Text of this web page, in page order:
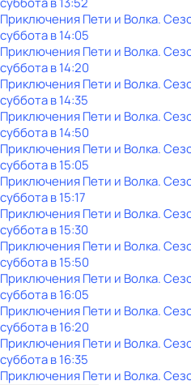
Приключения Пети и Волка.
субботав14:05
Приключения Пети и Волка.
субботав14:20
Приключения Пети и Волка.
субботав14:35
Приключения Пети и Волка.
субботав14:50
Приключения Пети и Волка.
субботав15:05
Приключения Пети и Волка.
субботав15:17
Приключения Пети и Волка.
субботав15:30
Приключения Пети и Волка.
субботав15:50
Приключения Пети и Волка.
субботав16:05
Приключения Пети и Волка.
субботав16:20
Приключения Пети и Волка.
субботав16:35
Приключения Пети и Волка.